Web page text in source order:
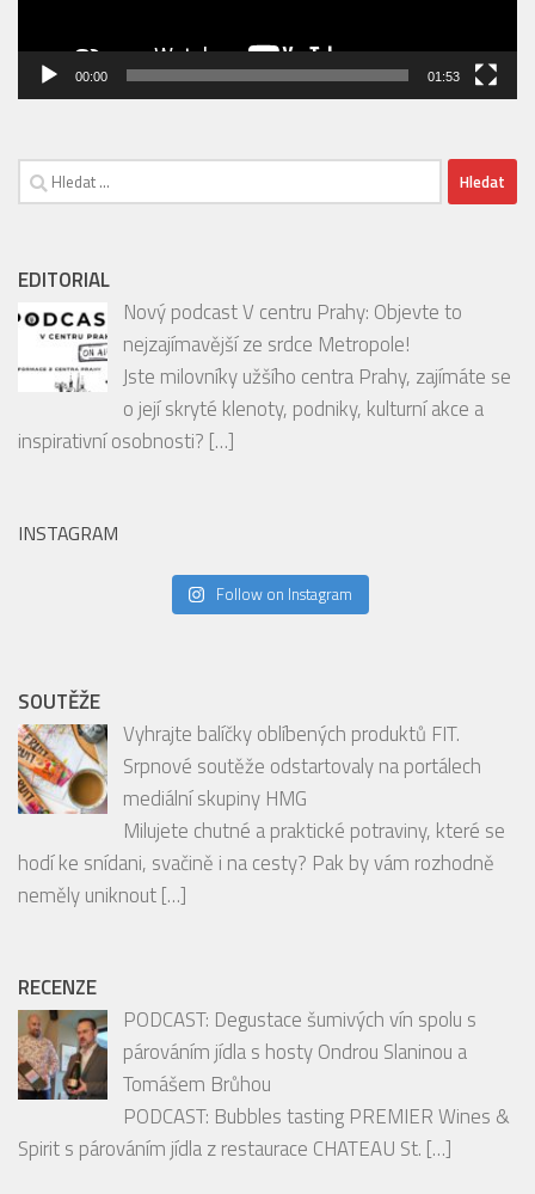
00:00 01:53
Vyhledávání
EDITORIAL
Nový podcast V centru Prahy: Objevte to
nejzajímavější ze srdce Metropole!
Jste milovníky užšího centra Prahy, zajímáte se
o její skryté klenoty, podniky, kulturní akce a
inspirativní osobnosti? […]
INSTAGRAM
Follow on Instagram
SOUTĚŽE
Vyhrajte balíčky oblíbených produktů FIT.
Srpnové soutěže odstartovaly na portálech
mediální skupiny HMG
Milujete chutné a praktické potraviny, které se
hodí ke snídani, svačině i na cesty? Pak by vám rozhodně
neměly uniknout[…]
RECENZE
PODCAST: Degustace šumivých vín spolu s
párováním jídla s hosty Ondrou Slaninou a
Tomášem Brůhou
PODCAST: Bubbles tasting PREMIER Wines &
Spirit s párováním jídla z restaurace CHATEAU St. […]